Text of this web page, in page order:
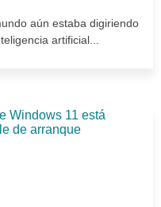
aún estaba digiriendo
artificial...